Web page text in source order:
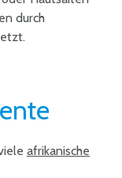
durch
afrikanische